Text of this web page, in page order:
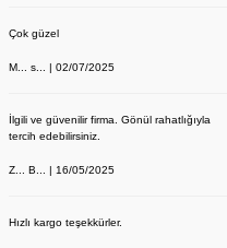
Çok güzel
M... s... | 02/07/2025
İlgili ve güvenilir firma. Gönül rahatlığıyla
tercih edebilirsiniz.
Z... B... | 16/05/2025
Hızlı kargo teşekkürler.